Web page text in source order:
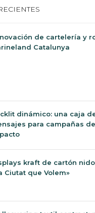
de cartelería y
Catalunya
dinámico: una caja
para campañas
kraft de cartón
Ciutat que Volem»